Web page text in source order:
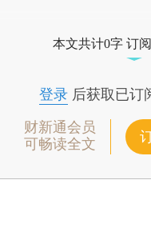
本文共计0字 订
登录后获取已订
财新通会员
可畅读全文